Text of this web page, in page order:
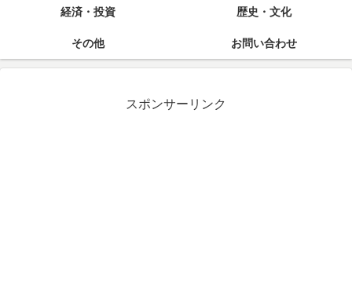
経済・投資 歴史・文化
その他 お問い合わせ
スポンサーリンク